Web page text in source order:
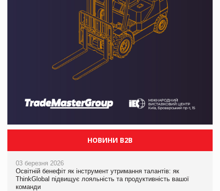
НОВИНИ B2B
03 березня 2026
Освітній бенефіт як інструмент утримання талантів: як
ThinkGlobal підвищує лояльність та продуктивність вашої
команди